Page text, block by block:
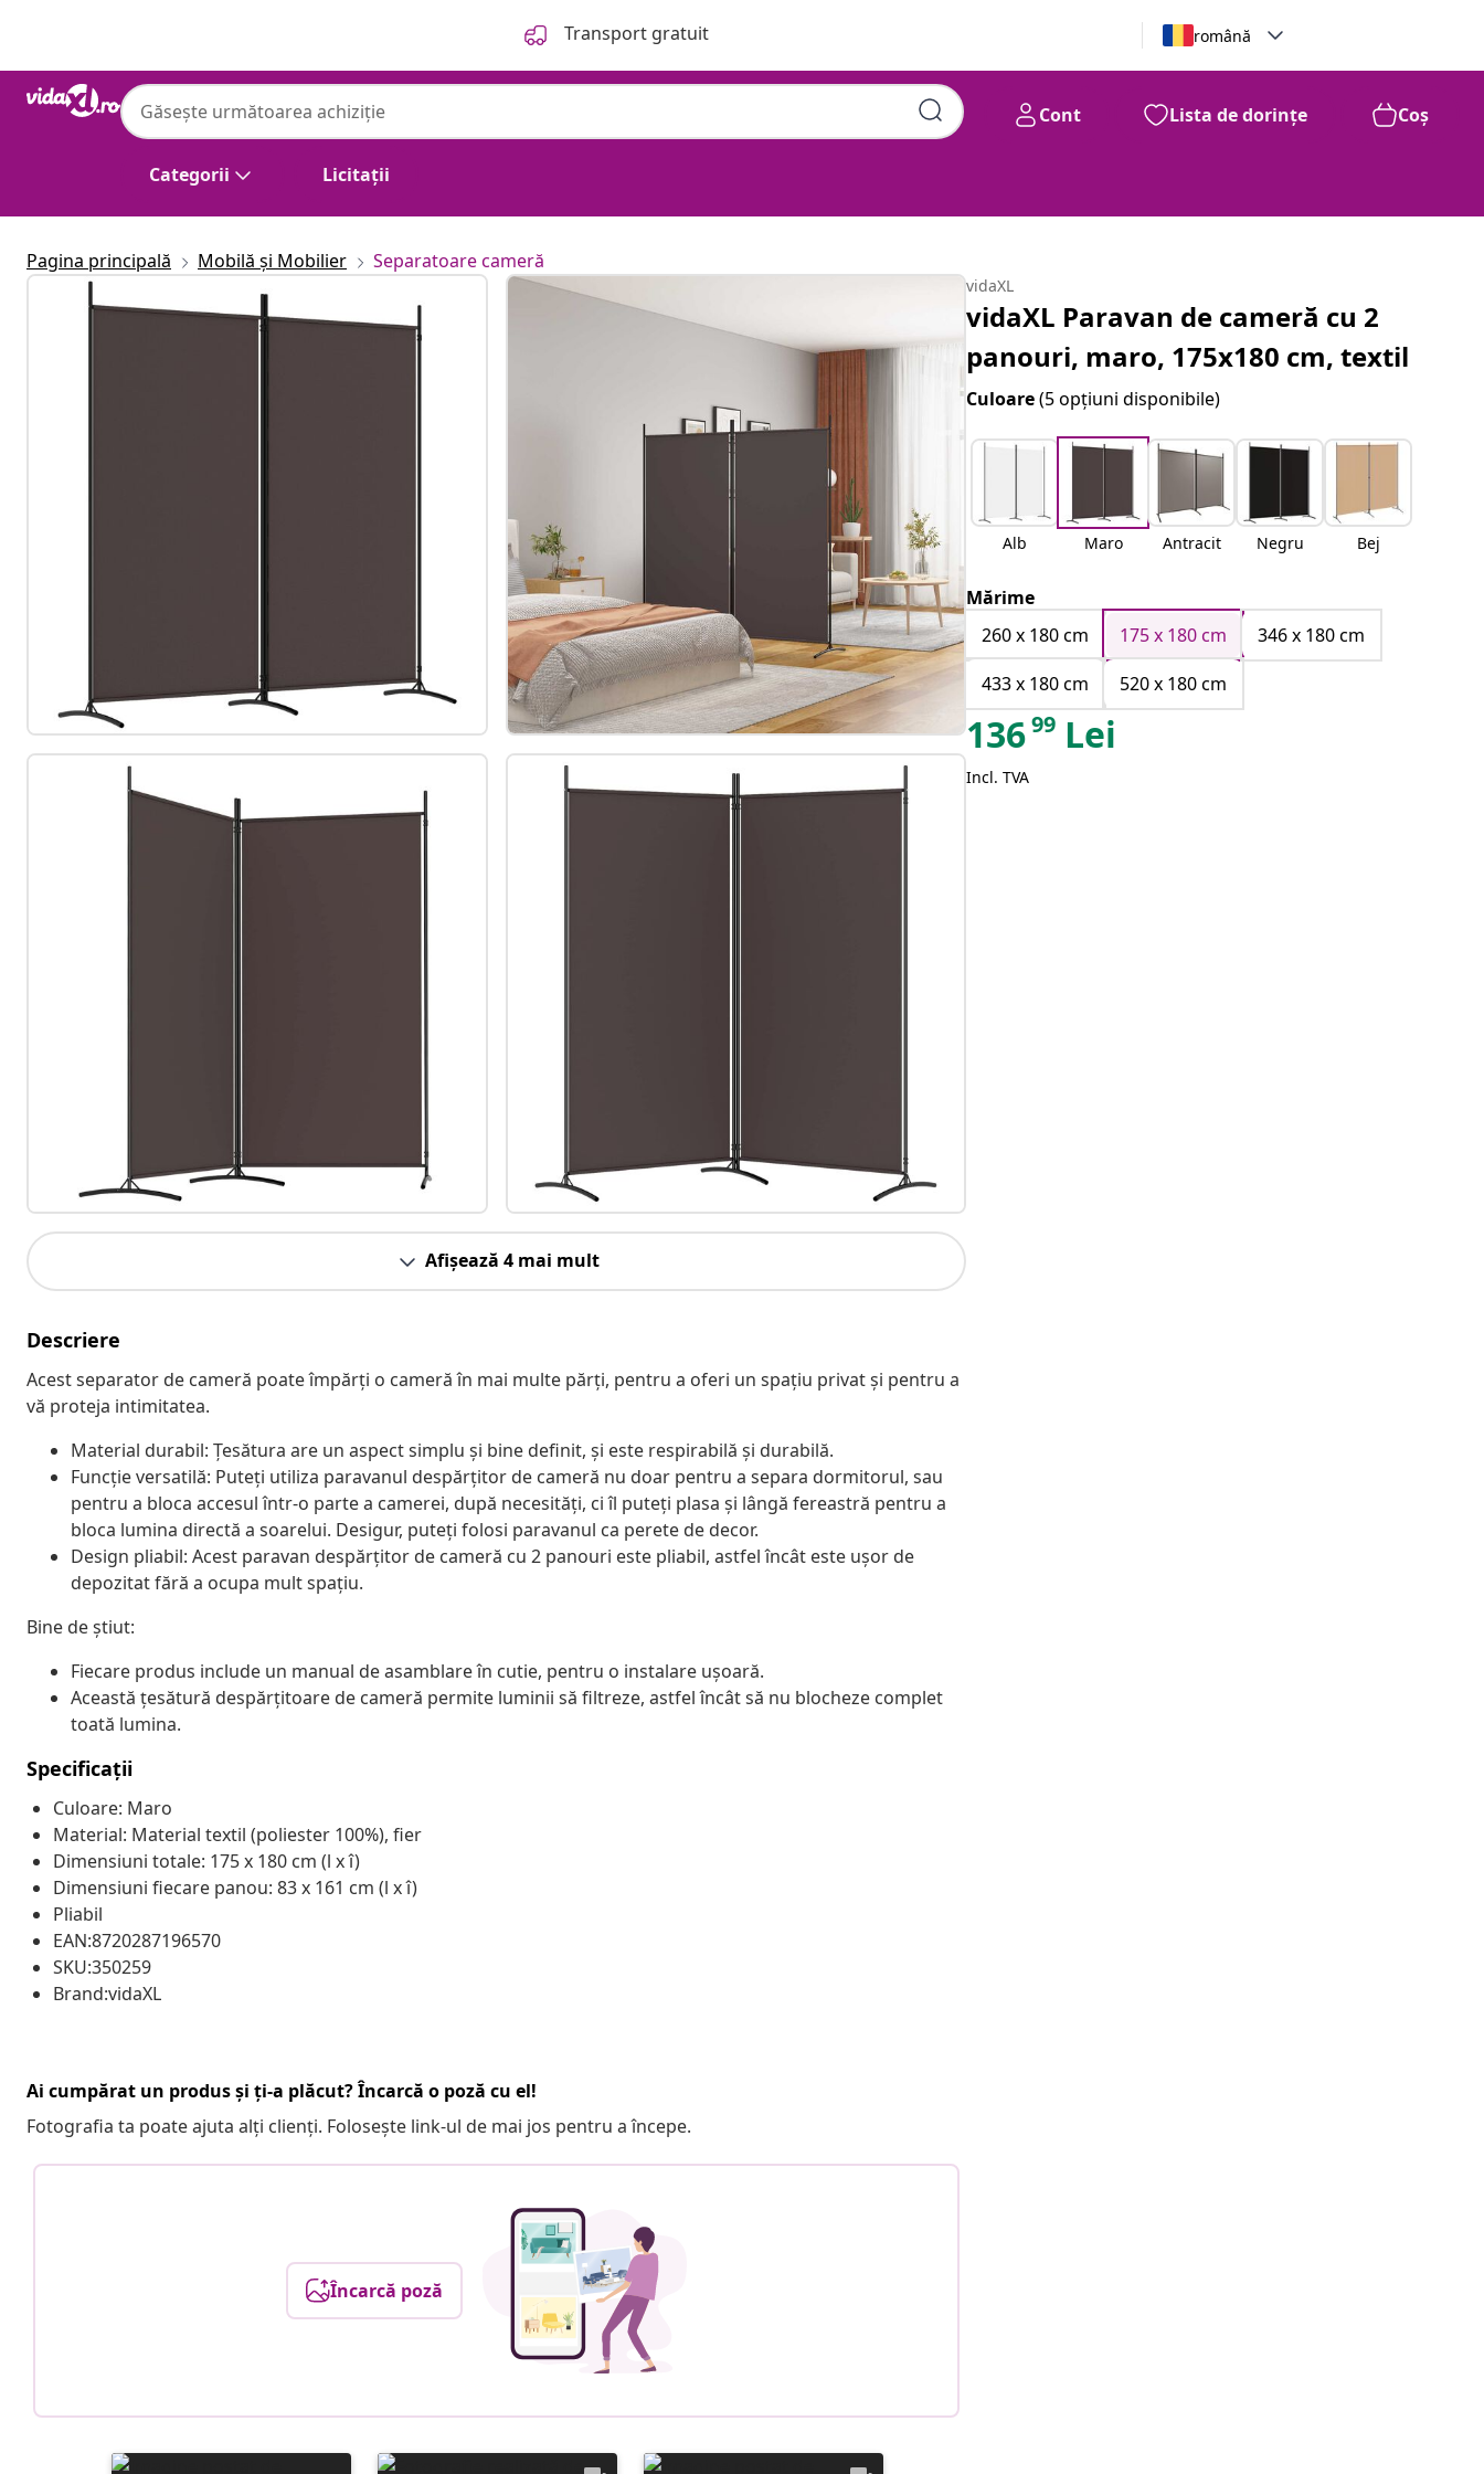
Transport gratuit română
Categorii Licitații
Cont Lista de dorințe Coș
Pagina principală Mobilă și Mobilier Separatoare cameră
Afișează 4 mai mult
Descriere
Acest separator de cameră poate împărți o cameră în mai multe părți, pentru a oferi un spațiu privat și pentru a
vă proteja intimitatea.
Material durabil: Țesătura are un aspect simplu și bine definit, și este respirabilă și durabilă.
Funcție versatilă: Puteți utiliza paravanul despărțitor de cameră nu doar pentru a separa dormitorul, sau
pentru a bloca accesul într-o parte a camerei, după necesități, ci îl puteți plasa și lângă fereastră pentru a
bloca lumina directă a soarelui. Desigur, puteți folosi paravanul ca perete de decor.
Design pliabil: Acest paravan despărțitor de cameră cu 2 panouri este pliabil, astfel încât este ușor de
depozitat fără a ocupa mult spațiu.
Bine de știut:
Fiecare produs include un manual de asamblare în cutie, pentru o instalare ușoară.
Această țesătură despărțitoare de cameră permite luminii să filtreze, astfel încât să nu blocheze complet
toată lumina.
Specificații
Culoare: Maro
Material: Material textil (poliester 100%), fier
Dimensiuni totale: 175 x 180 cm (l x î)
Dimensiuni fiecare panou: 83 x 161 cm (l x î)
Pliabil
EAN:8720287196570
SKU:350259
Brand:vidaXL
Ai cumpărat un produs și ți-a plăcut? Încarcă o poză cu el!
Fotografia ta poate ajuta alți clienți. Folosește link-ul de mai jos pentru a începe.
Încarcă poză
vidaXL
vidaXL Paravan de cameră cu 2
panouri, maro, 175x180 cm, textil
Culoare(5 opțiuni disponibile)
Alb Maro Antracit Negru Bej
Mărime
260 x 180 cm
175 x 180 cm
346 x 180 cm
433 x 180 cm
520 x 180 cm
13699 Lei
Incl. TVA